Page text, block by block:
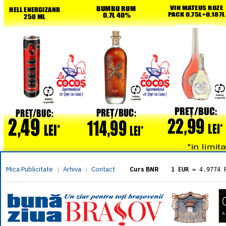
Mica Publicitate | Arhiva | Contact Curs BNR 1 EUR = 4.9774
= 5.8304
1 XAU= 464.4611
1 AED= 1.1933
1 AUD= 2.7957
1 BGN= 2.5449